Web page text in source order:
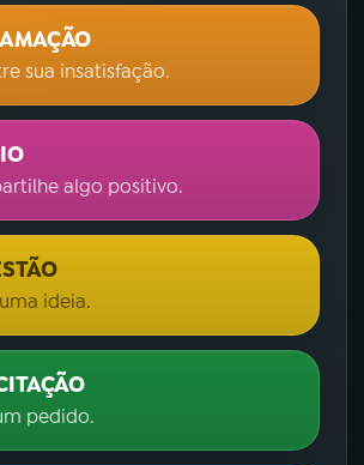
sua insatisfação.
algo positivo.
ideia.
pedido.